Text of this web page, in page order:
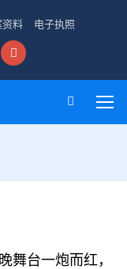
资料 电子执照
舞台一炮而红，